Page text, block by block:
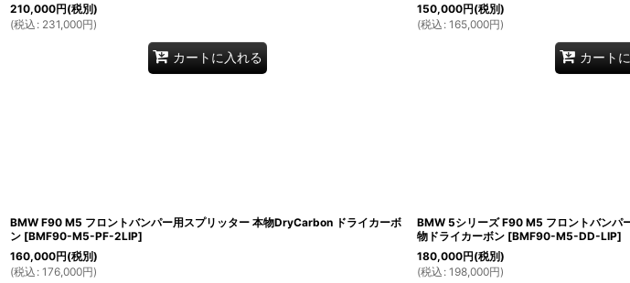
210,000円(税別)
(税込 : 231,000円)
カートに入れる
150,000円(税別)
(税込 : 165,000円)
カート
BMW F90 M5 フロントバンパー用スプリッター 本物DryCarbon ドライカーボ
ン [BMF90-M5-PF-2LIP]
160,000円(税別)
(税込 : 176,000円)
BMW 5シリーズ F90 M5 フロントバンパ
物ドライカーボン [BMF90-M5-DD-LIP]
180,000円(税別)
(税込 : 198,000円)